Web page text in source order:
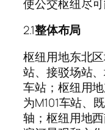
使公交枢纽尽可
2.1整体布局
枢纽用地东北
站、接驳场站
车站；枢纽用
为M101车站、
轴；枢纽用地